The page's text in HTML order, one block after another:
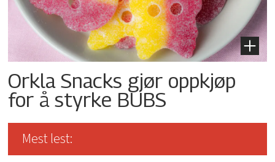
Orkla Snacks gjør oppkjøp
for å styrke BUBS
Mest lest: